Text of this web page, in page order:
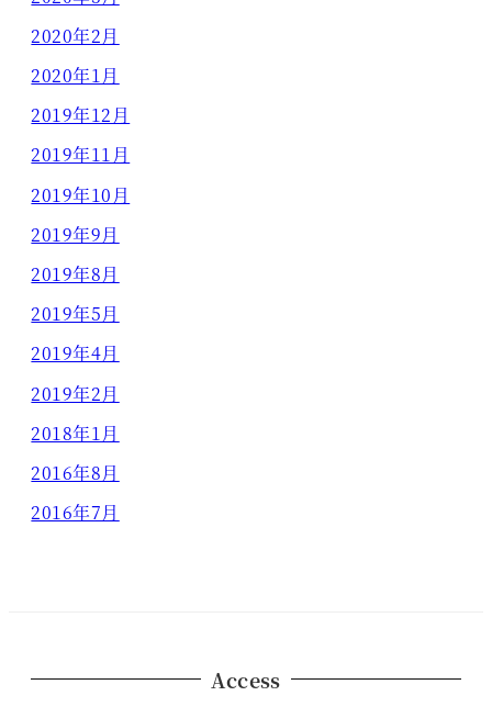
2020年2月
2020年1月
2019年12月
2019年11月
2019年10月
2019年9月
2019年8月
2019年5月
2019年4月
2019年2月
2018年1月
2016年8月
2016年7月
Access